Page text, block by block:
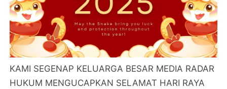
KAMI SEGENAP KELUARGA BESAR MEDIA RADAR
HUKUM MENGUCAPKAN SELAMAT HARI RAYA